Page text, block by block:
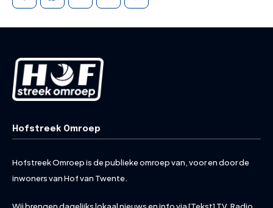
Hofstreek Omroep
Hofstreek Omroep is de publieke omroep van, voor en door de
inwoners van Hof van Twente.
Wij brengen dagelijks lokaal nieuws en info via [Tekst] TV, Radio,